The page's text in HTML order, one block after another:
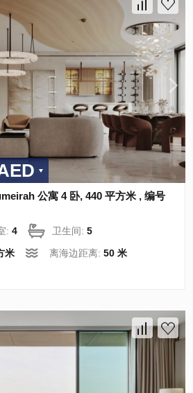
公寓 4 卧, 440 平方米 , 编号
:4 卫生间:5
米 离海边距离:50 米